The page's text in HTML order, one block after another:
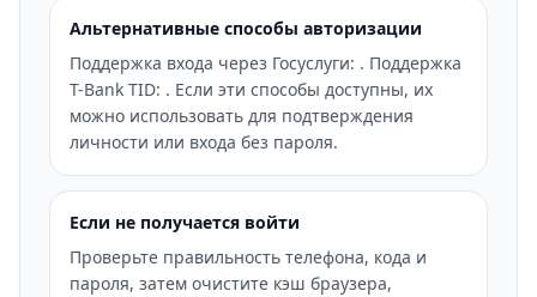
Альтернативные способы авторизации
Поддержка входа через Госуслуги: . Поддержка
T-Bank TID: . Если эти способы доступны, их
можно использовать для подтверждения
личности или входа без пароля.
Если не получается войти
Проверьте правильность телефона, кода и
пароля, затем очистите кэш браузера,